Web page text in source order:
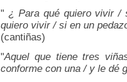
"¿ Para qué quiero vivir /
quiero vivir / si en un
(cantiñas)
"Aquel que tiene tres
conforme con una / y le dé